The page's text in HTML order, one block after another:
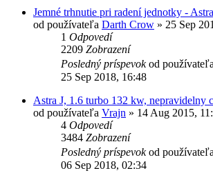
Jemné trhnutie pri radení jednotky -
od používateľa Darth Crow » 25 Sep
1 Odpovedí
2209 Zobrazení
Posledný príspevokod používateľa
25 Sep 2018, 16:48
Astra J, 1.6 turbo 132 kw, nepravidelny
od používateľa Vrajn » 14 Aug 2015,
4 Odpovedí
3484 Zobrazení
Posledný príspevokod používateľa
06 Sep 2018, 02:34